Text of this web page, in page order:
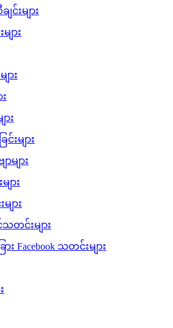
းများ
ျား
ား
ား
းများ
များ
ျား
ျား
တင်းများ
ား Facebook သတင်းများ